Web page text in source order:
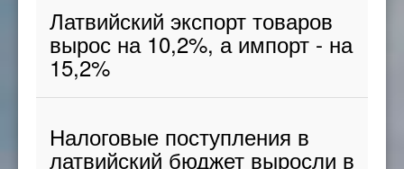
Латвийский экспорт товаров
вырос на 10,2%, а импорт - на
15,2%
Налоговые поступления в
латвийский бюджет выросли в